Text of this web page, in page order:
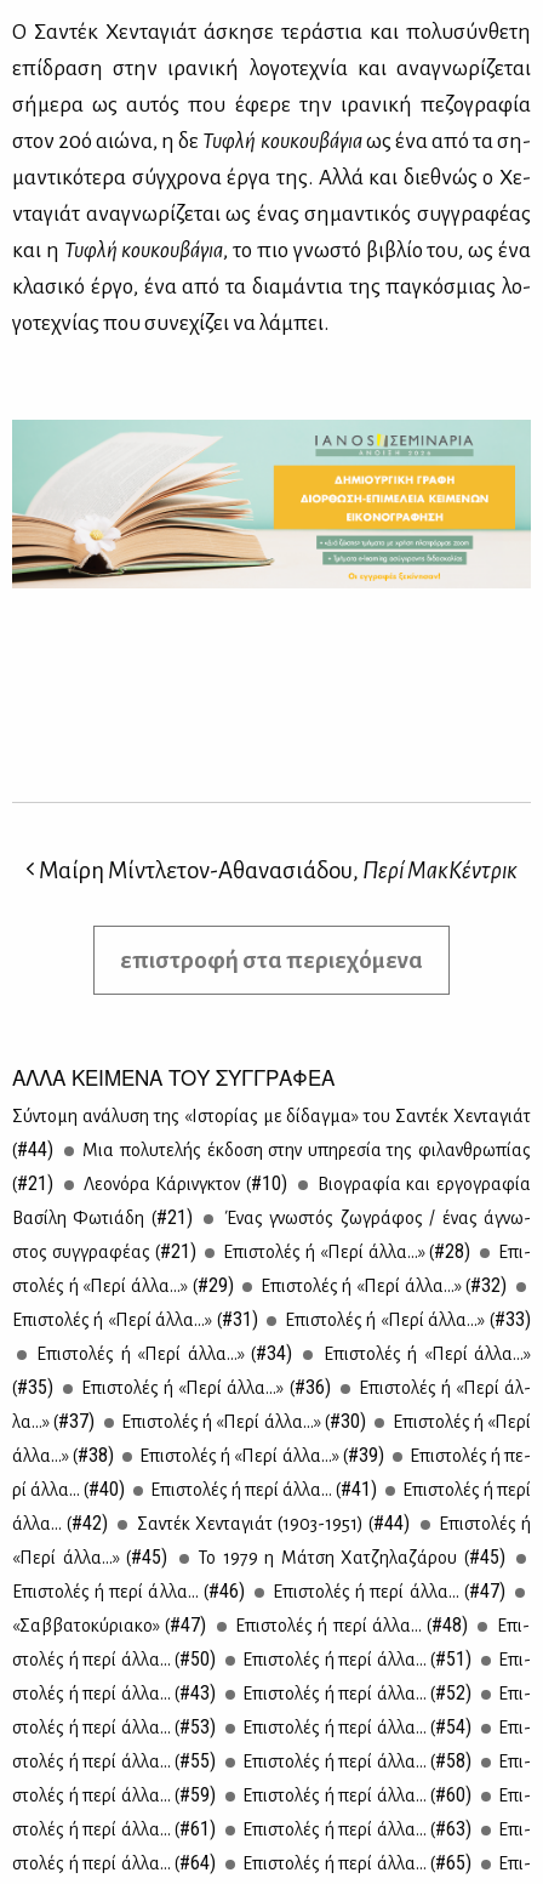
Ο Σα­ντέκ Χε­ντα­γιάτ άσκη­σε τε­ρά­στια και πο­λυ­σύν­θε­τη
επί­δρα­ση στην ιρα­νι­κή λο­γο­τε­χνία και ανα­γνω­ρί­ζε­ται
σή­με­ρα ως αυ­τός που έφε­ρε την ιρα­νι­κή πε­ζο­γρα­φία
στον 20ό αιώ­να, η δε Τυ­φλή κου­κου­βά­γιαως ένα από τα ση­
μα­ντι­κό­τε­ρα σύγ­χρο­να έρ­γα της. Αλ­λά και διε­θνώς ο Χε­
ντα­γιάτ ανα­γνω­ρί­ζε­ται ως ένας ση­μα­ντι­κός συγ­γρα­φέ­ας
και η Τυ­φλή κου­κου­βά­για, το πιο γνω­στό βι­βλίο του, ως ένα
κλα­σι­κό έρ­γο, ένα από τα δια­μά­ντια της πα­γκό­σμιας λο­
γο­τε­χνί­ας που συ­νε­χί­ζει να λά­μπει.
Μαίρη Μίντλετον-Αθανασιάδου, Περί ΜακΚέντρικ
επιστροφή στα περιεχόμενα
ΑΛΛΑ ΚΕΙΜΕΝΑ ΤΟΥ ΣΥΓΓΡΑΦΕΑ
Σύ­ντο­μη ανά­λυ­ση της «Ιστο­ρί­ας με δί­δαγ­μα» του Σα­ντέκ Χε­ντα­γιάτ
(#44)
Μια πο­λυ­τε­λής έκ­δο­ση στην υπη­ρε­σία της φι­λαν­θρω­πί­ας
(#21) Λε­ο­νό­ρα Κά­ρινγ­κτον (#10)
Βιο­γρα­φία και ερ­γο­γρα­φία
Βα­σί­λη Φω­τιά­δη (#21)
Ένας γνω­στός ζω­γρά­φος / ένας άγνω­
στος συγ­γρα­φέ­ας (#21) Επι­στο­λές ή «Πε­ρί άλ­λα...» (#28)
Επι­
στο­λές ή «Πε­ρί άλ­λα...» (#29) Επι­στο­λές ή «Πε­ρί άλ­λα...» (#32)
Επι­στο­λές ή «Πε­ρί άλ­λα...» (#31) Επι­στο­λές ή «Πε­ρί άλ­λα...» (#33)
Επι­στο­λές ή «Πε­ρί άλ­λα...» (#34)
Επι­στο­λές ή «Πε­ρί άλ­λα...»
(#35) Επι­στο­λές ή «Πε­ρί άλ­λα...» (#36)
Επι­στο­λές ή «Πε­ρί άλ­
λα...» (#37) Επι­στο­λές ή «Πε­ρί άλ­λα...» (#30)
Επι­στο­λές ή «Πε­ρί
άλ­λα...» (#38) Επι­στο­λές ή «Πε­ρί άλ­λα...» (#39)
Επι­στο­λές ή πε­
ρί άλ­λα... (#40) Επι­στο­λές ή πε­ρί άλ­λα... (#41)
Επι­στο­λές ή πε­ρί
άλ­λα... (#42) Σα­ντέκ Χε­ντα­γιάτ (1903-1951) (#44)
Επι­στο­λές ή
«Πε­ρί άλ­λα...» (#45) Το 1979 η Μά­τση Χα­τζη­λα­ζά­ρου (#45)
Επι­στο­λές ή πε­ρί άλ­λα... (#46) Eπι­στο­λές ή πε­ρί άλ­λα... (#47)
«Σαβ­βα­το­κύ­ρια­κο» (#47) Επι­στο­λές ή πε­ρί άλ­λα... (#48)
Επι­
στο­λές ή πε­ρί άλ­λα... (#50) Επι­στο­λές ή πε­ρί άλ­λα... (#51)
Επι­
στο­λές ή πε­ρί άλ­λα... (#43) Επι­στο­λές ή πε­ρί άλ­λα... (#52)
Επι­
στο­λές ή πε­ρί άλ­λα... (#53) Επι­στο­λές ή πε­ρί άλ­λα... (#54)
Επι­
στο­λές ή πε­ρί άλ­λα... (#55) Επι­στο­λές ή πε­ρί άλ­λα... (#58)
Επι­
στο­λές ή πε­ρί άλ­λα... (#59) Επι­στο­λές ή πε­ρί άλ­λα... (#60)
Επι­
στο­λές ή πε­ρί άλ­λα... (#61) Επι­στο­λές ή πε­ρί άλ­λα... (#63)
Επι­
στο­λές ή πε­ρί άλ­λα... (#64) Επι­στο­λές ή πε­ρί άλ­λα... (#65)
Επι­